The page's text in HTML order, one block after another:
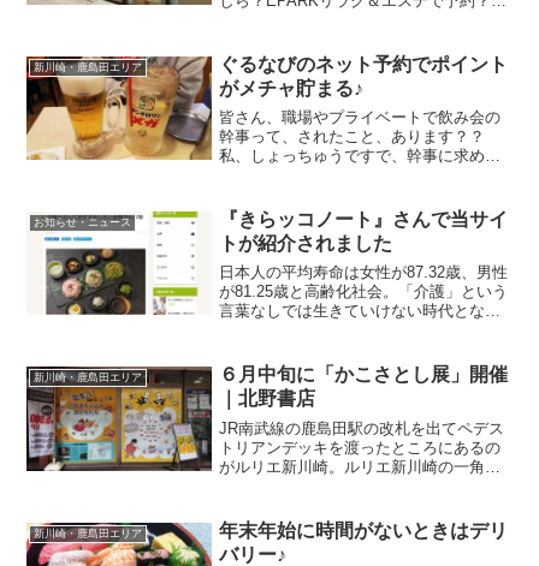
ことで、格安でカットして頂けるQBハウ
スさんに行ってきました...
新川崎・鹿島田エリア
ぐるなびのネット予約でポイント
がメチャ貯まる♪
皆さん、職場やプライベートで飲み会の
幹事って、されたこと、あります？？
私、しょっちゅうですで、幹事に求めら
みの料理が提供されるお店であること・
参加者の皆さんの交通の便が...
お知らせ・ニュース
『きらッコノート』さんで当サイ
トが紹介されました
日本人の平均寿命は女性が87.32歳、男性
が81.25歳と高齢化社会。「介護」という
言葉なしでは生きていけない時代となり
んな仕事を目指している方向けの『きら
ッコノート』...
新川崎・鹿島田エリア
６月中旬に「かこさとし展」開催
｜北野書店
JR南武線の鹿島田駅の改札を出てペデス
トリアンデッキを渡ったところにあるの
がルリエ新川崎。ルリエ新川崎の一角に
す。エポックなかはらでかこさとし展開
催北野書店さんからイベ...
新川崎・鹿島田エリア
年末年始に時間がないときはデリ
バリー♪